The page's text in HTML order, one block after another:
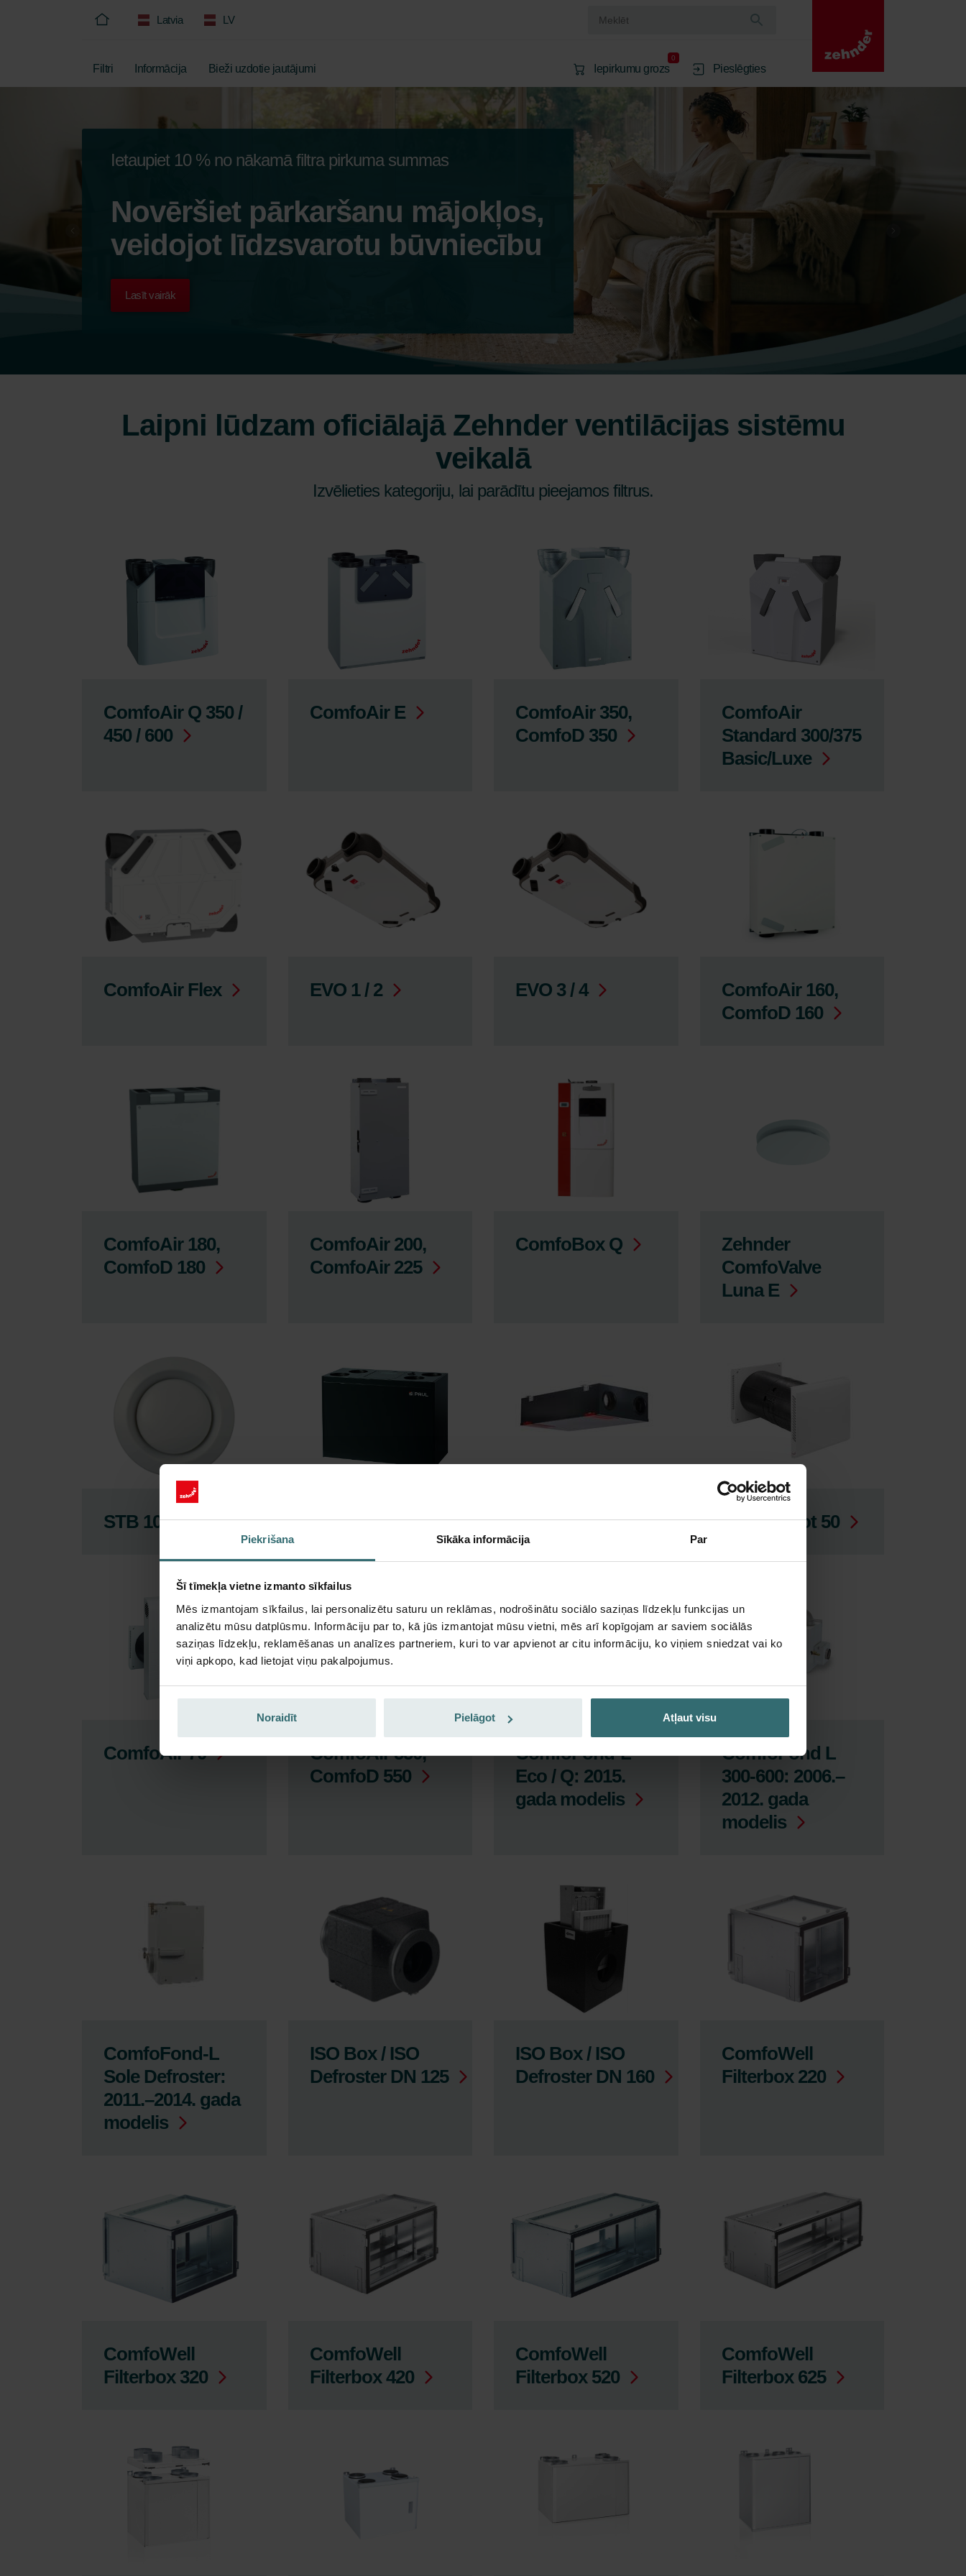
Piekrišana Sīkāka informācija Par
Šī tīmekļa vietne izmanto sīkfailus
Mēs izmantojam sīkfailus, lai personalizētu saturu un reklāmas, nodrošinātu sociālo saziņas līdzekļu funkcijas un
analizētu mūsu datplūsmu. Informāciju par to, kā jūs izmantojat mūsu vietni, mēs arī kopīgojam ar saviem sociālās
saziņas līdzekļu, reklamēšanas un analīzes partneriem, kuri to var apvienot ar citu informāciju, ko viņiem sniedzat vai ko
viņi apkopo, kad lietojat viņu pakalpojumus.
Noraidīt Pielāgot Atļaut visu
Latvia LV
Filtri Informācija Bieži uzdotie jautājumi Iepirkumu grozs
0
Pieslēgties
Ietaupiet 10 % no nākamā filtra pirkuma summas
Novēršiet pārkaršanu mājokļos,
veidojot līdzsvarotu būvniecību
Lasīt vairāk
Laipni lūdzam oficiālajā Zehnder ventilācijas sistēmu
veikalā
Izvēlieties kategoriju, lai parādītu pieejamos filtrus.
ComfoAir Q 350 /
450 / 600
ComfoAir E
ComfoAir 350,
ComfoD 350
ComfoAir
Standard 300/375
Basic/Luxe
ComfoAir Flex EVO 1 / 2 EVO 3 / 4
ComfoAir 160,
ComfoD 160
ComfoAir 180,
ComfoD 180
ComfoAir 200,
ComfoAir 225
ComfoBox Q
Zehnder
ComfoValve
Luna E
STB 100 Focus 200 Climos 200 ComfoSpot 50
ComfoAir 70
ComfoAir 550,
ComfoD 550
ComfoFond-L
Eco / Q: 2015.
gada modelis
ComfoFond L
300-600: 2006.–
2012. gada
modelis
ComfoFond-L
Sole Defroster:
2011.–2014. gada
modelis
ISO Box / ISO
Defroster DN 125
ISO Box / ISO
Defroster DN 160
ComfoWell
Filterbox 220
ComfoWell
Filterbox 320
ComfoWell
Filterbox 420
ComfoWell
Filterbox 520
ComfoWell
Filterbox 625